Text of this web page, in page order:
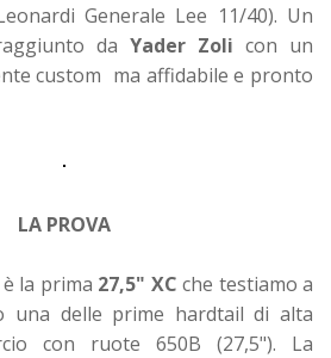
Generale Lee 11/40). Un
da Yader Zoli con un
custom ma affidabile e pronto
LA PROVA
è la prima 27,5" XC che testiamo a
una delle prime hardtail di alta
con ruote 650B (27,5"). La